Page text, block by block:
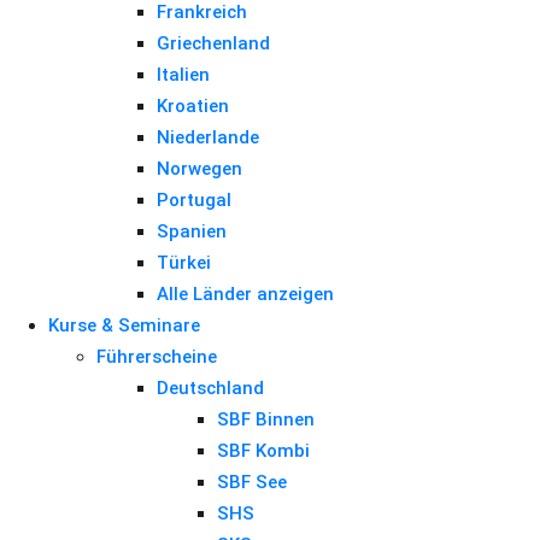
Frankreich
Griechenland
Italien
Kroatien
Niederlande
Norwegen
Portugal
Spanien
Türkei
Alle Länder anzeigen
Kurse & Seminare
Führerscheine
Deutschland
SBF Binnen
SBF Kombi
SBF See
SHS